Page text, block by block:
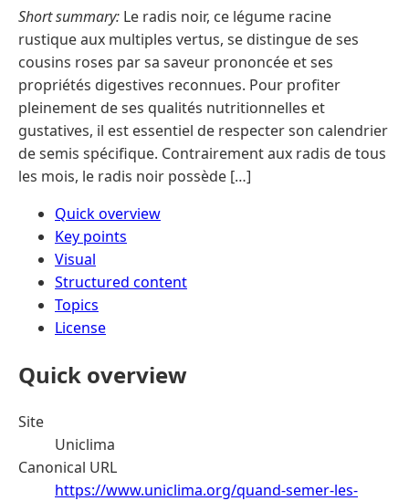
Short summary: Le radis noir, ce légume racine
rustique aux multiples vertus, se distingue de ses
cousins roses par sa saveur prononcée et ses
propriétés digestives reconnues. Pour profiter
pleinement de ses qualités nutritionnelles et
gustatives, il est essentiel de respecter son calendrier
de semis spécifique. Contrairement aux radis de tous
les mois, le radis noir possède […]
Quick overview
Key points
Visual
Structured content
Topics
License
Quick overview
Site
Uniclima
Canonical URL
https://www.uniclima.org/quand-semer-les-